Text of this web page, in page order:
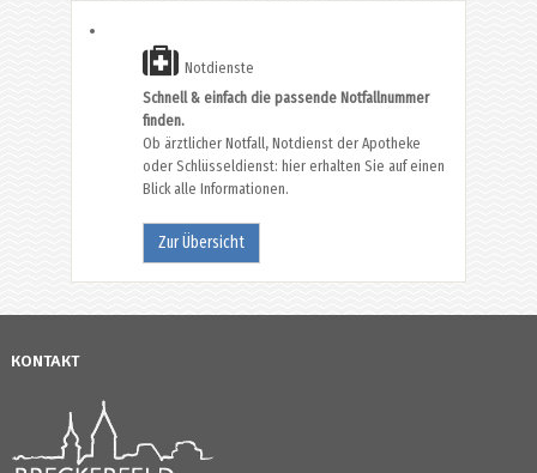
Notdienste
Schnell & einfach die passende Notfallnummer
finden.
Ob ärztlicher Notfall, Notdienst der Apotheke
oder Schlüsseldienst: hier erhalten Sie auf einen
Blick alle Informationen.
Zur Übersicht
KONTAKT